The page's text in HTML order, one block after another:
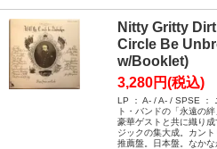
Nitty Gritty
Circle Be
w/Booklet)
3,280円(税込)
LP ： A- / A- / SPSE ：
ト・バンドの「永遠の
豪華ゲストと共に織り
ジックの集大成。カン
推薦盤。日本盤。なかな